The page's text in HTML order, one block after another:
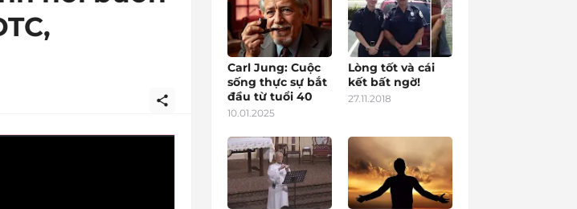
Carl Jung: Cuộc
sống thực sự bắt
đầu từ tuổi 40
10.01.2025
Lòng tốt và cái
kết bất ngờ!
27.11.2018